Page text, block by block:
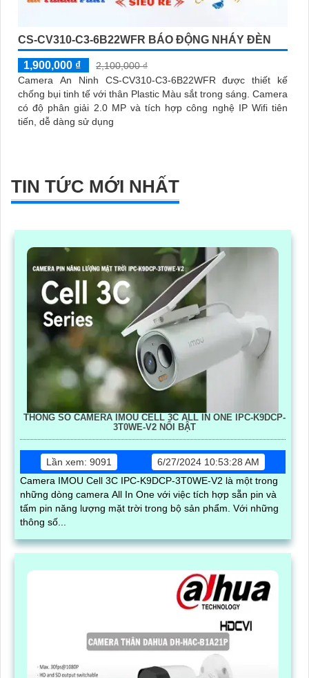
CS-CV310-C3-6B22WFR BÁO ĐỘNG NHÁY ĐÈN
1,900,000 ₫
2,100,000 ₫
Camera An Ninh CS-CV310-C3-6B22WFR được thiết kế
chống bụi tinh tế với thân Plastic Màu sắt trong sáng. Camera
có độ phân giải 2.0 MP và tích hợp công nghệ IP Wifi tiên
tiến, dễ dàng sử dụng
TIN TỨC MỚI NHẤT
THÔNG SỐ CAMERA IMOU CELL 3C ALL IN ONE IPC-K9DCP-
3T0WE-V2 NỔI BẬT
Lần xem: 9091
6/27/2024 10:53:28 AM
Camera IMOU Cell 3C IPC-K9DCP-3T0WE-V2 là một trong
những dòng camera All In One với việc tích hợp sẵn pin và
tấm pin năng lượng mặt trời trong bộ sản phẩm. Với những
thông số...